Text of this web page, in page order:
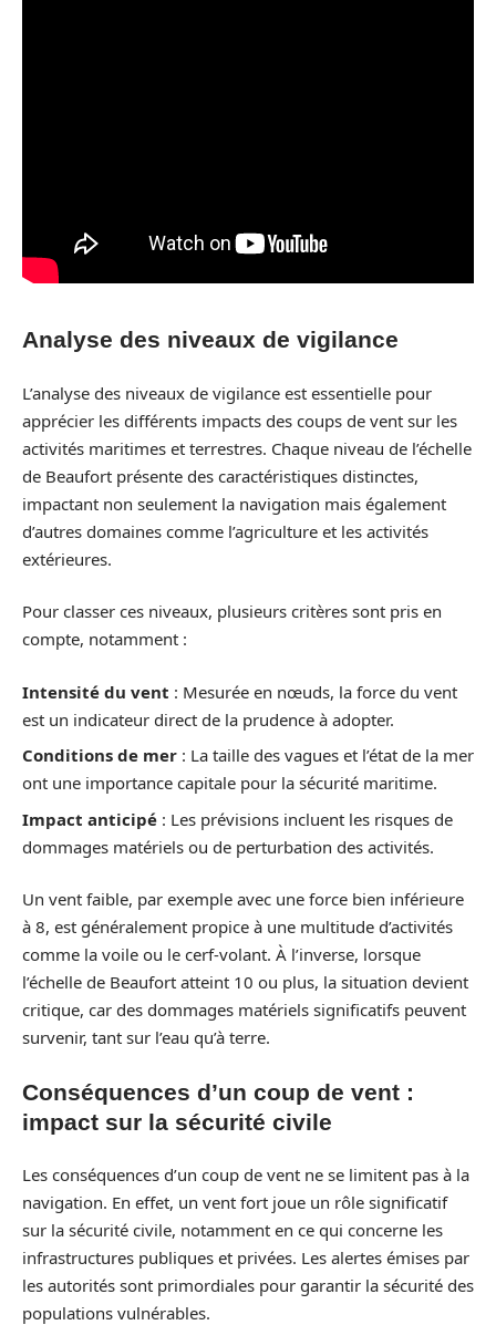
Analyse des niveaux de vigilance
L’analyse des niveaux de vigilance est essentielle pour
apprécier les différents impacts des coups de vent sur les
activités maritimes et terrestres. Chaque niveau de l’échelle
de Beaufort présente des caractéristiques distinctes,
impactant non seulement la navigation mais également
d’autres domaines comme l’agriculture et les activités
extérieures.
Pour classer ces niveaux, plusieurs critères sont pris en
compte, notamment :
Intensité du vent : Mesurée en nœuds, la force du vent
est un indicateur direct de la prudence à adopter.
Conditions de mer : La taille des vagues et l’état de la mer
ont une importance capitale pour la sécurité maritime.
Impact anticipé : Les prévisions incluent les risques de
dommages matériels ou de perturbation des activités.
Un vent faible, par exemple avec une force bien inférieure
à 8, est généralement propice à une multitude d’activités
comme la voile ou le cerf-volant. À l’inverse, lorsque
l’échelle de Beaufort atteint 10 ou plus, la situation devient
critique, car des dommages matériels significatifs peuvent
survenir, tant sur l’eau qu’à terre.
Conséquences d’un coup de vent :
impact sur la sécurité civile
Les conséquences d’un coup de vent ne se limitent pas à la
navigation. En effet, un vent fort joue un rôle significatif
sur la sécurité civile, notamment en ce qui concerne les
infrastructures publiques et privées. Les alertes émises par
les autorités sont primordiales pour garantir la sécurité des
populations vulnérables.